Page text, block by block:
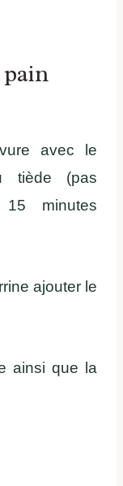
pain
avec le
tiède (pas
15 minutes
ajouter le
ainsi que la